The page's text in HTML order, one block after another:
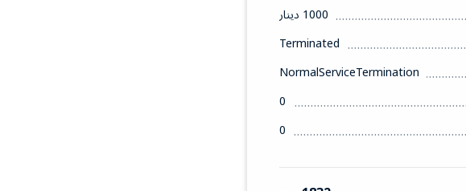
1000 دينار
Terminated
NormalServiceTermination
0
0